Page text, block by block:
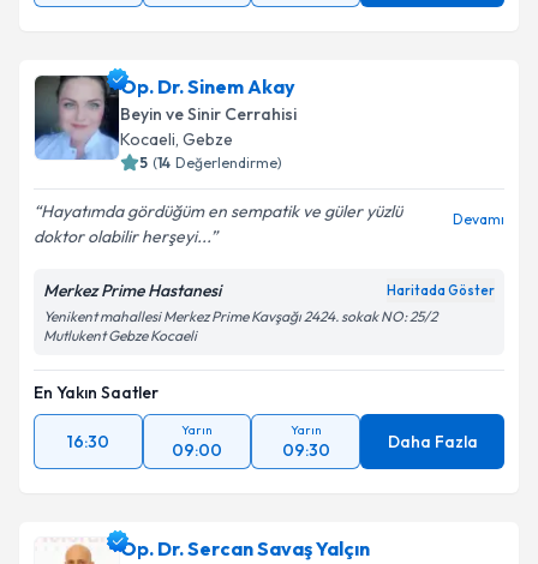
Op. Dr. Sinem Akay
Beyin ve Sinir Cerrahisi
Kocaeli, Gebze
5 (14 Değerlendirme)
Hayatımda gördüğüm en sempatik ve güler yüzlü
doktor olabilir herşeyi...
Devamı
Merkez Prime Hastanesi Haritada Göster
Yenikent mahallesi Merkez Prime Kavşağı 2424. sokak NO: 25/2
Mutlukent Gebze Kocaeli
En Yakın Saatler
16:30
Yarın
09:00
Yarın
09:30 Daha Fazla
Op. Dr. Sercan Savaş Yalçın